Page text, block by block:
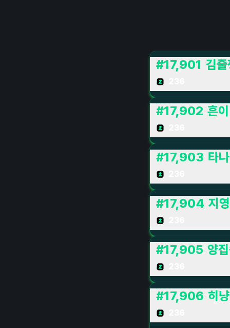
#17,901 김줄
#17,902 흔이
#17,903 타
#17,904 지
#17,905 양
#17,906 히